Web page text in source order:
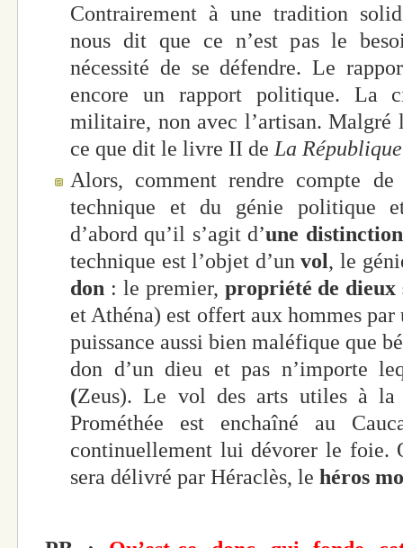
Contrairement à une tradition
nous dit que ce n’est pas le
nécessité de se défendre. Le
encore un rapport politique. La
militaire, non avec l’artisan. Malgré
ce que dit le livre II deLa
Alors, comment rendre compte
technique et du génie politique
d’abord qu’il s’agit d’une
technique est l’objet d’unvol, le
don : le premier, propriété de dieux
et Athéna) est offert aux hommes
puissance aussi bien maléfique que
don d’un dieu et pas n’importe
(Zeus). Le vol des arts utiles à
Prométhée est enchaîné au
continuellement lui dévorer le foie.
sera délivré par Héraclès, le héros